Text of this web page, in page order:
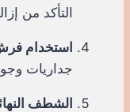
التأكد من
استخدام
جداريات
الشطف